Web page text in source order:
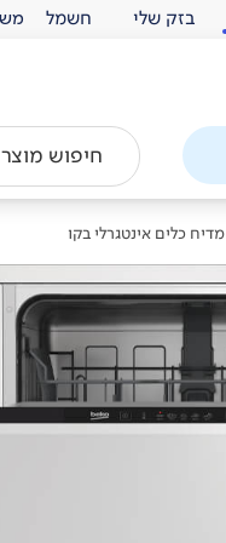
בזק שלי חשמל
מדיח כלים אינטגרלי בקו